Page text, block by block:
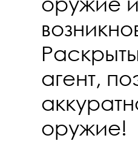
агент,
оружие!